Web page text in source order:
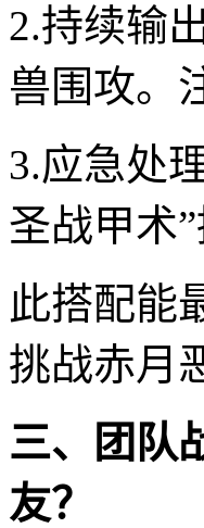
2.持续输
兽围攻。
3.应急处
圣战甲术
此搭配能
挑战赤月
三、团队
友？